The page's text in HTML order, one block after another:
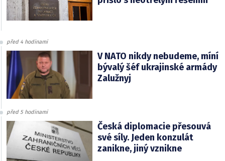
před 4 hodinami
V NATO nikdy nebudeme, míní
bývalý šéf ukrajinské armády
Zalužnyj
před 5 hodinami
Česká diplomacie přesouvá
své síly. Jeden konzulát
zanikne, jiný vznikne